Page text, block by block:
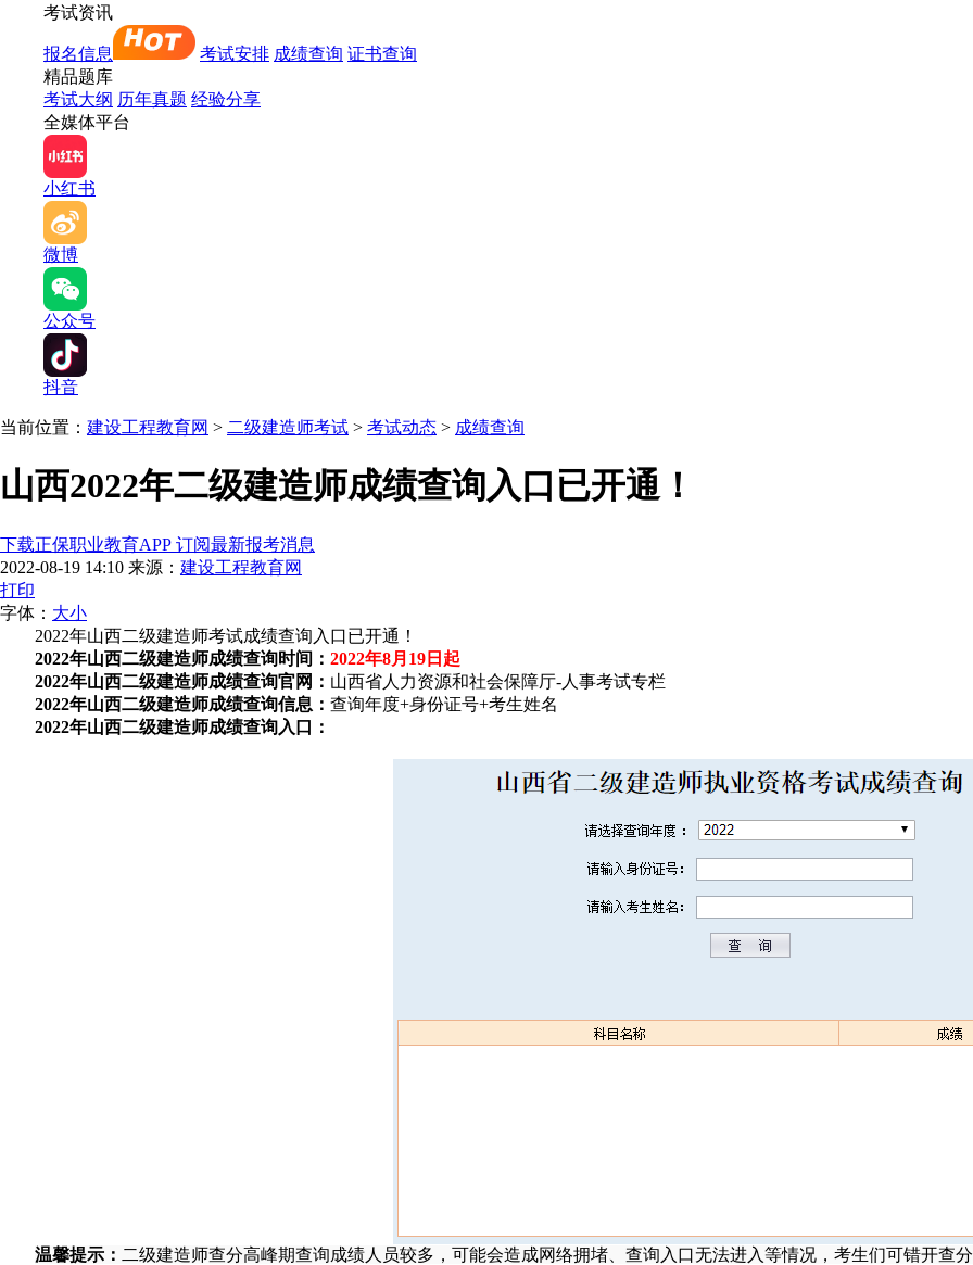
考试资讯
报名信息 考试安排 成绩查询 证书查询
精品题库
考试大纲 历年真题 经验分享
全媒体平台
小红书
微博
公众号
抖音
当前位置： 建设工程教育网 > 二级建造师考试 > 考试动态 > 成绩查询
山西2022年二级建造师成绩查询入口已开通！
下载正保职业教育APP 订阅最新报考消息
2022-08-19 14:10 来源： 建设工程教育网
打印
字体： 大小
2022年山西二级建造师考试成绩查询入口已开通！
2022年山西二级建造师成绩查询时间： 2022年8月19日起
2022年山西二级建造师成绩查询官网： 山西省人力资源和社会保障厅-人事考试专栏
2022年山西二级建造师成绩查询信息： 查询年度+身份证号+考生姓名
2022年山西二级建造师成绩查询入口：
温馨提示： 二级建造师查分高峰期查询成绩人员较多，可能会造成网络拥堵、查询入口无法进入等情况，考生们可错开查